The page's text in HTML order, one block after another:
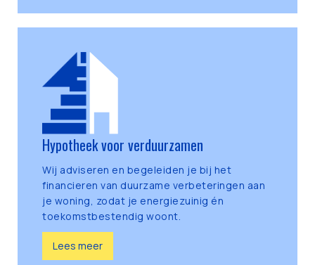
Hypotheek voor verduurzamen
Wij adviseren en begeleiden je bij het
financieren van duurzame verbeteringen aan
je woning, zodat je energiezuinig én
toekomstbestendig woont.
Lees meer